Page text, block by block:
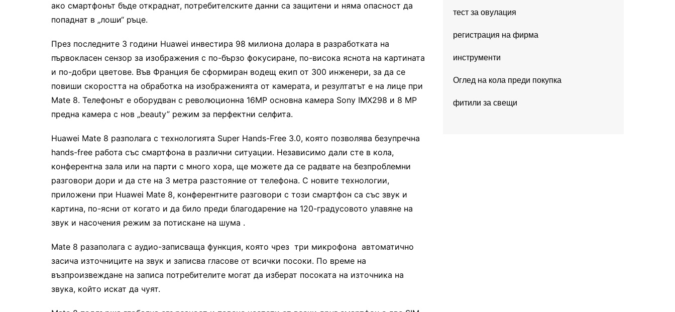
ако смартфонът бъде откраднат, потребителските данни са защитени и няма опасност да
попаднат в „лоши“ ръце.
През последните 3 години Huawei инвестира 98 милиона долара в разработката на
първокласен сензор за изображения с по-бързо фокусиране, по-висока яснота на картината
и по-добри цветове. Във Франция бе сформиран водещ екип от 300 инженери, за да се
повиши скоростта на обработка на изображенията от камерата, и резултатът е на лице при
Mate 8. Телефонът е оборудван с революционна 16MP основна камера Sony IMX298 и 8 MP
предна камера с нов „beauty” режим за перфектни селфита.
Huawei Mate 8 разполага с технологията Super Hands-Free 3.0, която позволява безупречна
hands-free работа със смартфона в различни ситуации. Независимо дали сте в кола,
конферентна зала или на парти с много хора, ще можете да се радвате на безпроблемни
разговори дори и да сте на 3 метра разстояние от телефона. С новите технологии,
приложени при Huawei Mate 8, конферентните разговори с този смартфон са със звук и
картина, по-ясни от когато и да било преди благодарение на 120-градусовото улавяне на
звук и насочения режим за потискане на шума .
Mate 8 разаполага с аудио-записваща функция, която чрез три микрофона автоматично
засича източниците на звук и записва гласове от всички посоки. По време на
възпроизвеждане на записа потребителите могат да изберат посоката на източника на
звука, който искат да чуят.
тест за овулация
регистрация на фирма
инструменти
Оглед на кола преди покупка
фитили за свещи